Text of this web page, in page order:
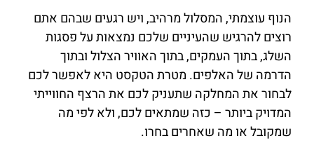
הנוף עוצמתי, המסלול מרהיב, ויש רגעים שבהם אתם
רוצים להרגיש שהעיניים שלכם נמצאות על פסגות
השלג, בתוך העמקים, בתוך האוויר הצלול ובתוך
הדרמה של האלפים. מטרת הטקסט היא לאפשר לכם
לבחור את המחלקה שתעניק לכם את הרצף החווייתי
המדויק ביותר – כזה שמתאים לכם, ולא לפי מה
שמקובל או מה שאחרים בחרו.